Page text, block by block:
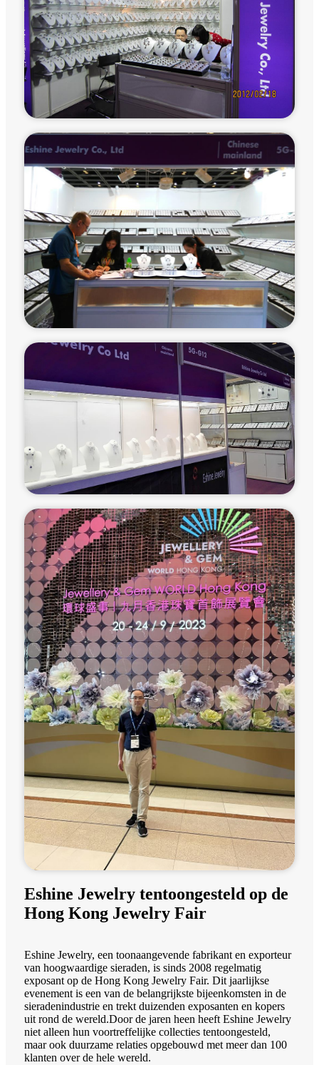
Eshine Jewelry tentoongesteld op de
Hong Kong Jewelry Fair
Eshine Jewelry, een toonaangevende fabrikant en exporteur
van hoogwaardige sieraden, is sinds 2008 regelmatig
exposant op de Hong Kong Jewelry Fair. Dit jaarlijkse
evenement is een van de belangrijkste bijeenkomsten in de
sieradenindustrie en trekt duizenden exposanten en kopers
uit rond de wereld.Door de jaren heen heeft Eshine Jewelry
niet alleen hun voortreffelijke collecties tentoongesteld,
maar ook duurzame relaties opgebouwd met meer dan 100
klanten over de hele wereld.